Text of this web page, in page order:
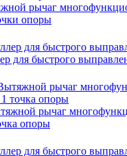
рычаг
опоры
для быстрого
рычаг
опоры